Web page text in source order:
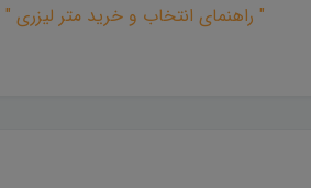
" راهنمای انتخاب و خرید متر لیزری "